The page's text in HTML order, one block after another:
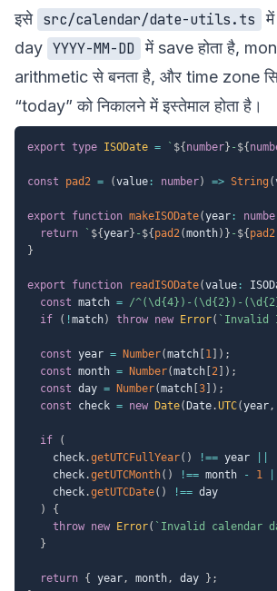
इसे src/calendar/date-utils.ts
day YYYY-MM-DD में save होता है,
arithmetic से बनता है, और time zone
“today” को निकालने में इस्तेमाल होता है।
export type ISODate = ` ${ number} - ${
const pad2 = (value : number) => String (
export function makeISODate(year :
return
` ${year} - ${ pad2(month) } - ${ pad2
}
export function readISODate(value :
const match = /^(\d{4})-(\d{2})-
if
( !match) throw new Error( ` Invalid
const year = Number(match 1 ) ;
const month = Number(match 2 ) ;
const day = Number(match 3 ) ;
const check = new Date( Date.UTC(year,
if
(
    check
.getUTCFullYear( ) !== year
    check
.getUTCMonth( ) !== month - 1
    check
.getUTCDate( ) !== day
)
{
throw new Error( ` Invalid calendar
}
return { year, month, day } ;